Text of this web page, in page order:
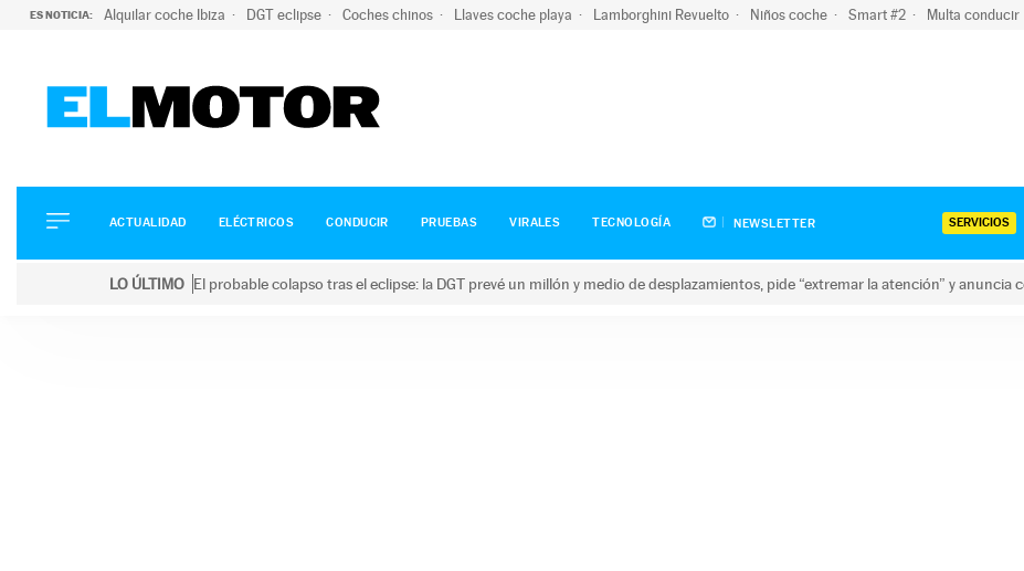
ES NOTICIA: Alquilar coche Ibiza DGT eclipse Coches chinos Llaves coche playa Lamborghini Revuelto Niños coche Smart #2 Multa conducir
ELÉCTRICOS
CONDUCIR
ACTUALIDAD ELÉCTRICOS CONDUCIR PRUEBAS VIRALES TECNOLOGÍA NEWSLETTER SERVICIOS
LO ÚLTIMO El probable colapso tras el eclipse: la DGT prevé un millón y medio de desplazamientos, pide “extremar la atención” y anuncia